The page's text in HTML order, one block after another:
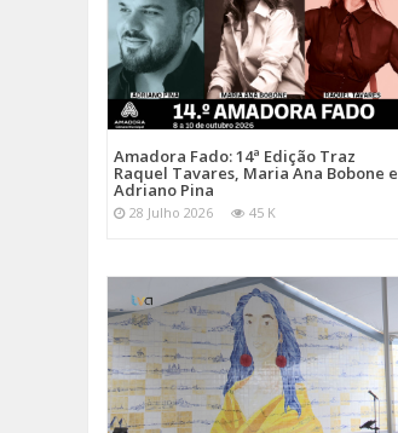
Amadora Fado: 14ª Edição Traz
Raquel Tavares, Maria Ana Bobone e
Adriano Pina
28 Julho 2026 45 K